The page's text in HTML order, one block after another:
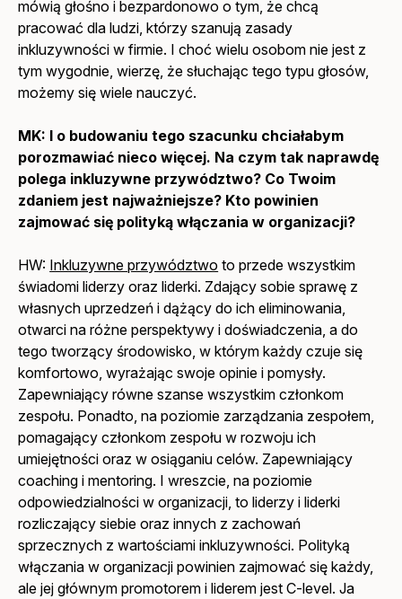
mówią głośno i bezpardonowo o tym, że chcą
pracować dla ludzi, którzy szanują zasady
inkluzywności w firmie. I choć wielu osobom nie jest z
tym wygodnie, wierzę, że słuchając tego typu głosów,
możemy się wiele nauczyć.
MK: I o budowaniu tego szacunku chciałabym
porozmawiać nieco więcej. Na czym tak naprawdę
polega inkluzywne przywództwo? Co Twoim
zdaniem jest najważniejsze? Kto powinien
zajmować się polityką włączania w organizacji?
HW: Inkluzywne przywództwo to przede wszystkim
świadomi liderzy oraz liderki. Zdający sobie sprawę z
własnych uprzedzeń i dążący do ich eliminowania,
otwarci na różne perspektywy i doświadczenia, a do
tego tworzący środowisko, w którym każdy czuje się
komfortowo, wyrażając swoje opinie i pomysły.
Zapewniający równe szanse wszystkim członkom
zespołu. Ponadto, na poziomie zarządzania zespołem,
pomagający członkom zespołu w rozwoju ich
umiejętności oraz w osiąganiu celów. Zapewniający
coaching i mentoring. I wreszcie, na poziomie
odpowiedzialności w organizacji, to liderzy i liderki
rozliczający siebie oraz innych z zachowań
sprzecznych z wartościami inkluzywności. Polityką
włączania w organizacji powinien zajmować się każdy,
ale jej głównym promotorem i liderem jest C-level. Ja